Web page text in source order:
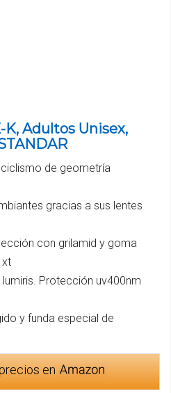
K, Adultos Unisex,
de geometría
gracias a sus lentes
con grilamid y goma
xt
Protección uv400nm
y funda especial de
en